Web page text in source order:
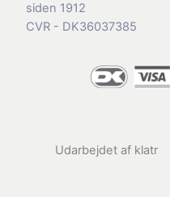
siden 1912
CVR - DK36037385
Udarbejdet af klatr